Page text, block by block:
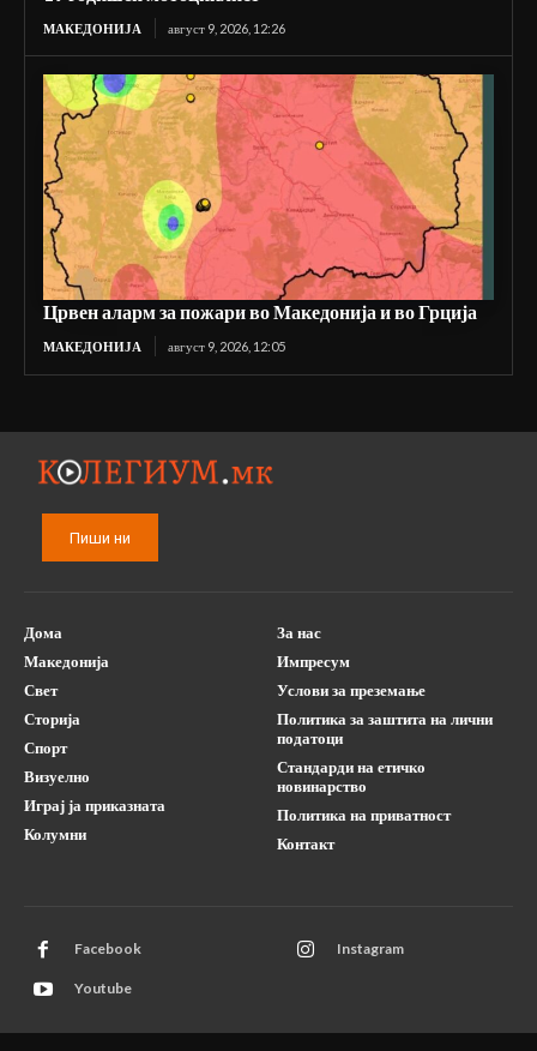
МАКЕДОНИЈА август 9, 2026, 12:26
Црвен аларм за пожари во Македонија и во Грција
МАКЕДОНИЈА август 9, 2026, 12:05
Пиши ни
Дома
Македонија
Свет
Сторија
Спорт
Визуелно
Играј ја приказната
Колумни
За нас
Импресум
Услови за преземање
Политика за заштита на лични
податоци
Стандарди на етичко
новинарство
Политика на приватност
Контакт
Facebook Instagram
Youtube